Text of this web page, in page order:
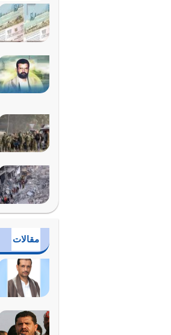
هل نحن من
على أصله
يوليو 27, 2026
عندما
الضعف فيه
يوليو 26, 2026
أراد الله
بالنهوض
يوليو 25, 2026
الدين الذي
يوليو 24, 2026
يجب أن
لنعتصم
يوليو 22, 2026
المُلك كله
مقالات